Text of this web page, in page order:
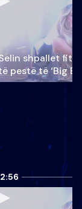
shpallet
pestë të ‘Big